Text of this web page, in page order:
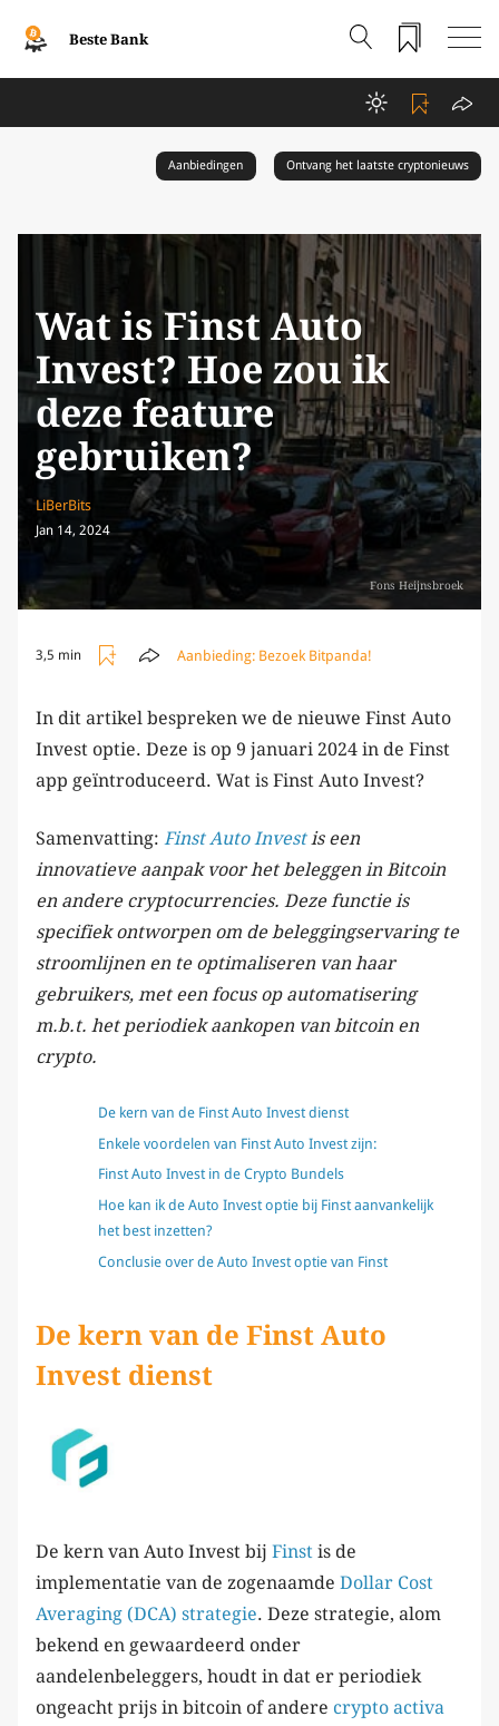
Beste Bank
Aanbiedingen Ontvang het laatste cryptonieuws
Fons Heijnsbroek
Wat is Finst Auto
Invest? Hoe zou ik
deze feature
gebruiken?
LiBerBits
Jan 14, 2024
3,5 min Aanbieding: Bezoek Bitpanda!
In dit artikel bespreken we de nieuwe Finst Auto
Invest optie. Deze is op 9 januari 2024 in de Finst
app geïntroduceerd. Wat is Finst Auto Invest?
Samenvatting: Finst Auto Investis een
innovatieve aanpak voor het beleggen in Bitcoin
en andere cryptocurrencies. Deze functie is
specifiek ontworpen om de beleggingservaring te
stroomlijnen en te optimaliseren van haar
gebruikers, met een focus op automatisering
m.b.t. het periodiek aankopen van bitcoin en
crypto.
De kern van de Finst Auto Invest dienst
Enkele voordelen van Finst Auto Invest zijn:
Finst Auto Invest in de Crypto Bundels
Hoe kan ik de Auto Invest optie bij Finst aanvankelijk
het best inzetten?
Conclusie over de Auto Invest optie van Finst
De kern van de Finst Auto
Invest dienst
De kern van Auto Invest bij Finst is de
implementatie van de zogenaamde Dollar Cost
Averaging (DCA) strategie. Deze strategie, alom
bekend en gewaardeerd onder
aandelenbeleggers, houdt in dat er periodiek
ongeacht prijs in bitcoin of andere crypto activa